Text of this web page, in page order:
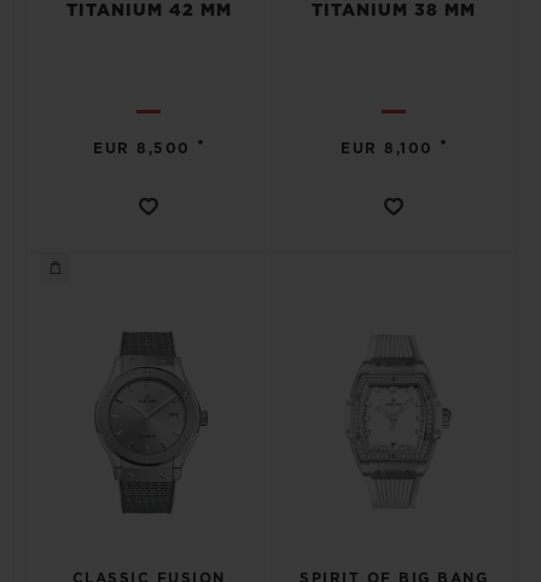
TITANIUM 42 MM
EUR 8,500 •
TITANIUM 38 MM
EUR 8,100 •
CLASSIC FUSION SPIRIT OF BIG BANG